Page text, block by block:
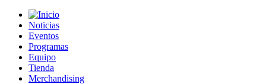
Noticias
Eventos
Programas
Equipo
Tienda
Merchandising